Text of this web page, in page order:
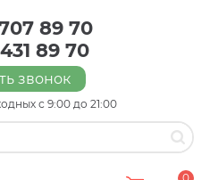
89 70
89 70
звонок
с 9:00 до 21:00
0